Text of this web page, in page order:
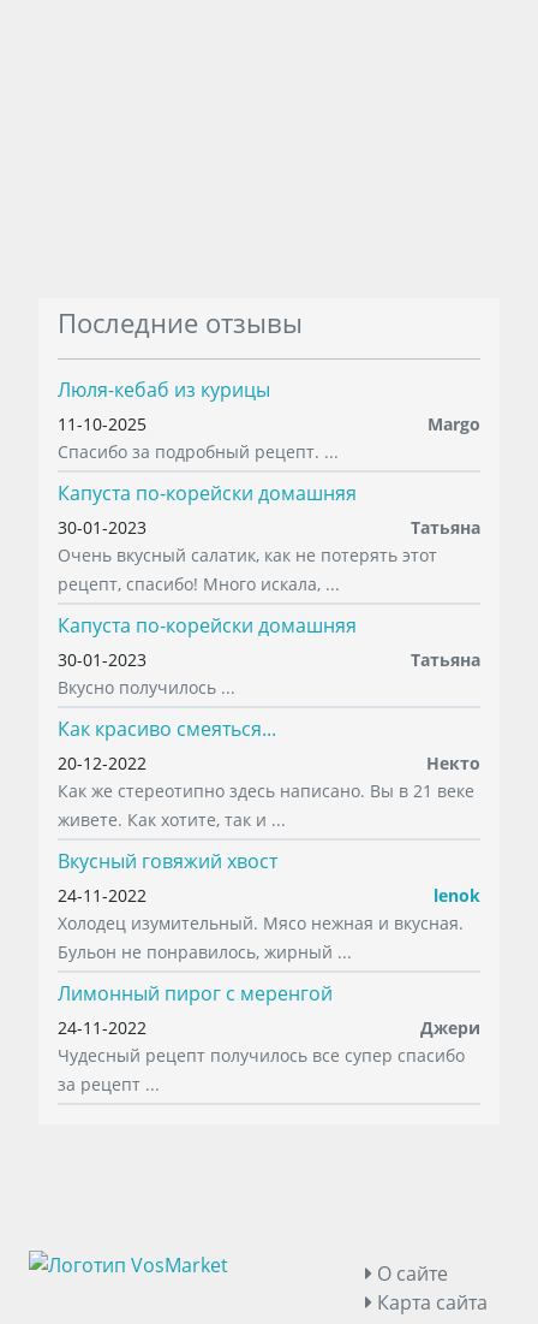
Последние отзывы
Люля-кебаб из курицы
11-10-2025
Margo
Спасибо за подробный рецепт. ...
Капуста по-корейски домашняя
30-01-2023
Татьяна
Очень вкусный салатик, как не потерять этот
рецепт, спасибо! Много искала, ...
Капуста по-корейски домашняя
30-01-2023
Татьяна
Вкусно получилось ...
Как красиво смеяться...
20-12-2022
Некто
Как же стереотипно здесь написано. Вы в 21 веке
живете. Как хотите, так и ...
Вкусный говяжий хвост
24-11-2022
lenok
Холодец изумительный. Мясо нежная и вкусная.
Бульон не понравилось, жирный ...
Лимонный пирог с меренгой
24-11-2022
Джери
Чудесный рецепт получилось все супер спасибо
за рецепт ...
О сайте
Карта сайта